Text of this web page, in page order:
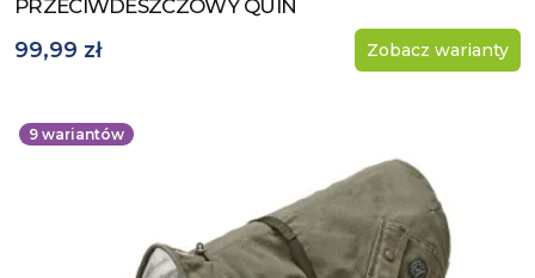
PRZECIWDESZCZOWY QUIN
99,99 zł Zobacz warianty
9 wariantów